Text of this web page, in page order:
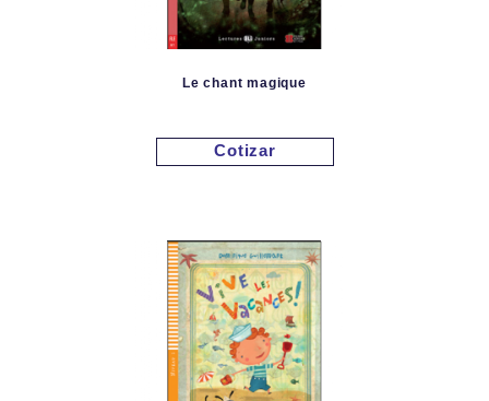
Le chant magique
Cotizar